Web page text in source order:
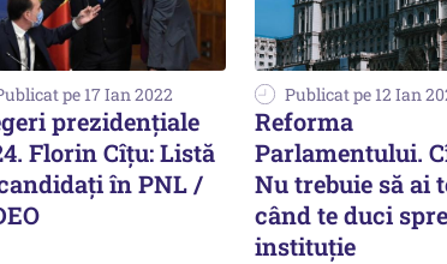
pe 17 Ian 2022
prezidențiale
Florin Cîțu: Listă
în PNL /
Publicat pe 12 Ian
Reforma
Parlamentului.
Nu trebuie să ai
când te duci
instituție